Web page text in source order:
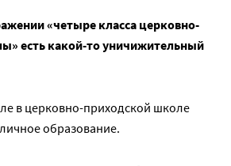
«четыре класса церковно-
есть какой-то уничижительный
в церковно-приходской школе
образование.